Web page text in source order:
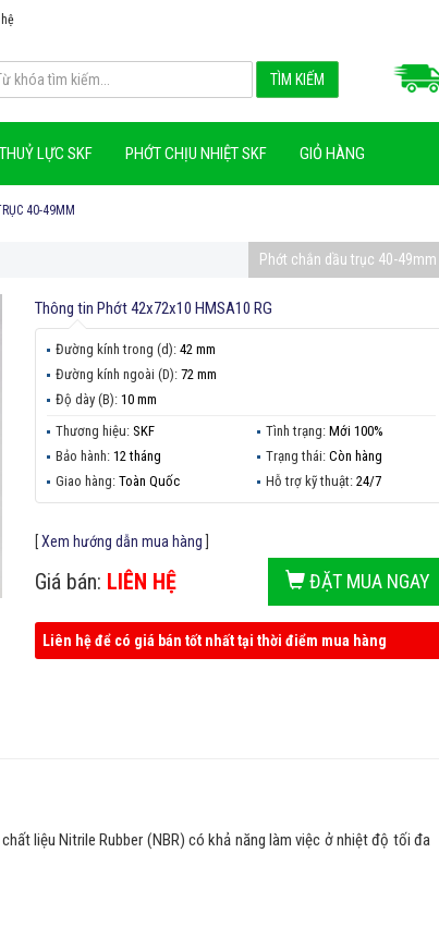
LỰC SKF PHỚT CHỊU NHIỆT SKF GIỎ HÀNG
40-49MM
Phớt chắn dầu trục 40-49mm
Thông tin Phớt 42x72x10 HMSA10 RG
Đường kính trong (d): 42 mm
Đường kính ngoài (D): 72 mm
Độ dày (B): 10 mm
Thương hiệu: SKF Tình trạng:Mới 100%
Bảo hành: 12 tháng Trạng thái:Còn hàng
Giao hàng: Toàn Quốc Hỗ trợ kỹ thuật:24/7
[Xem hướng dẫn mua hàng
Giá bán: LIÊN HỆ ĐẶT MUA NGAY
Liên hệ để có giá bán tốt nhất tại thời điểm mua hàng
liệu Nitrile Rubber (NBR) có khả năng làm việc ở nhiệt độ tối đa